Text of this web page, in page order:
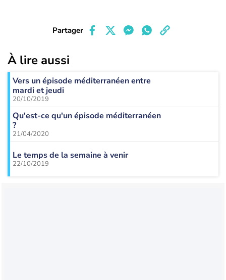
Partager
À lire aussi
Vers un épisode méditerranéen entre
mardi et jeudi
20/10/2019
Qu'est-ce qu'un épisode méditerranéen
?
21/04/2020
Le temps de la semaine à venir
22/10/2019